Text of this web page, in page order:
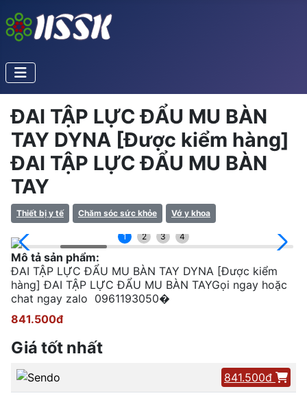
ĐAI TẬP LỰC ĐẨU MU BÀN
TAY DYNA [Được kiểm hàng]
ĐAI TẬP LỰC ĐẨU MU BÀN
TAY
Thiết bị y tế Chăm sóc sức khỏe Vớ y khoa
1 2 3 4
Mô tả sản phẩm:
ĐAI TẬP LỰC ĐẨU MU BÀN TAY DYNA [Được kiểm
hàng] ĐAI TẬP LỰC ĐẨU MU BÀN TAYGọi ngay hoặc
chat ngay zalo 0961193050�
841.500đ
Giá tốt nhất
841.500đ